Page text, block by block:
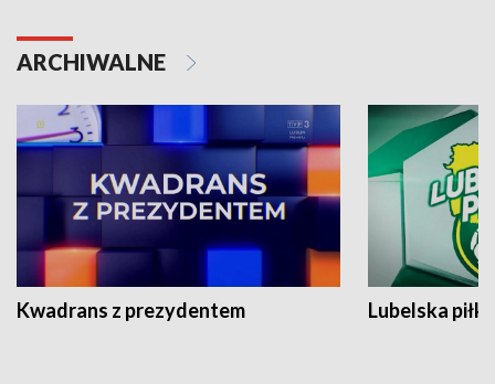
ARCHIWALNE
Kwadrans z prezydentem Lubelska piłka